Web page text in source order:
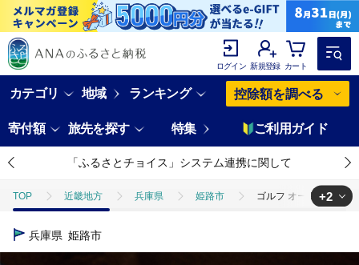
ログイン 新規登録 カート
カテゴリ 地域 ランキング 控除額を調べる
寄付額 旅先を探す 特集 ご利用ガイド
「ふるさとチョイス」システム連携に関して
TOP 近畿地方 兵庫県 姫路市 ゴルフ オーダーメイ
TOP
+2
兵庫県 姫路市